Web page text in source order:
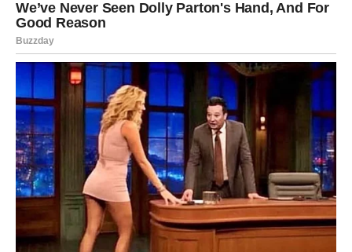
Pred vama su veoma uzbudljivi trenuci.
JARAC
Jarčevi konačno ulaze u period tokom kojeg će jasno
razlikovati iskrene ljude od onih koji im crpe energiju.
Vrijeme je da više vjerujete sebi i svojim osjećajima.
Sudbina vam vraća unutrašnju snagu
Pred vama su veoma važni trenuci.